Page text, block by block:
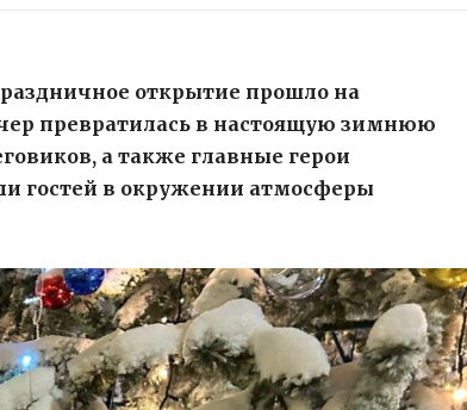
открытие прошло на
превратилась в настоящую зимнюю
а также главные герои
гостей в окружении атмосферы